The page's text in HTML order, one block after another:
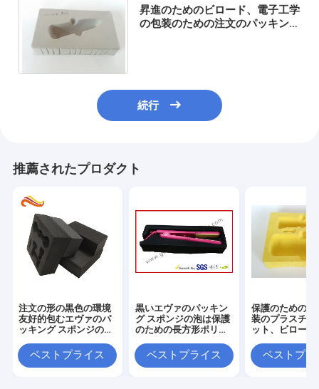
昇進のためのビロード、電子工学
の包装のための注文のパッキング
続行
推薦されたプロダクト
注文の形の黒色の環境
友好的包むエヴァのパ
ッキング スポンジの泡
ベストプライス
黒いエヴァのパッキン
グ スポンジの泡は保護
のための長方形ポリ塩
を広げます
ベストプライス
保護のための耐
装のプラスチッ
ット、ビロード
れた PS の皿
ベストプラ